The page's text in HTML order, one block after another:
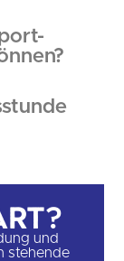
und
stehende